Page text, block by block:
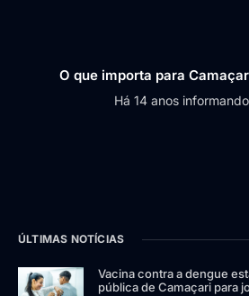
O que importa para
Há 14 anos
ÚLTIMAS NOTÍCIAS
Vacina contra a dengue
pública de Camaçari para